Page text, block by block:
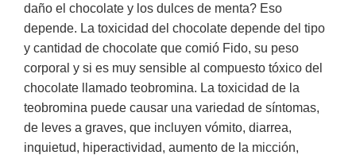
daño el chocolate y los dulces de menta? Eso
depende. La toxicidad del chocolate depende del tipo
y cantidad de chocolate que comió Fido, su peso
corporal y si es muy sensible al compuesto tóxico del
chocolate llamado teobromina. La toxicidad de la
teobromina puede causar una variedad de síntomas,
de leves a graves, que incluyen vómito, diarrea,
inquietud, hiperactividad, aumento de la micción,